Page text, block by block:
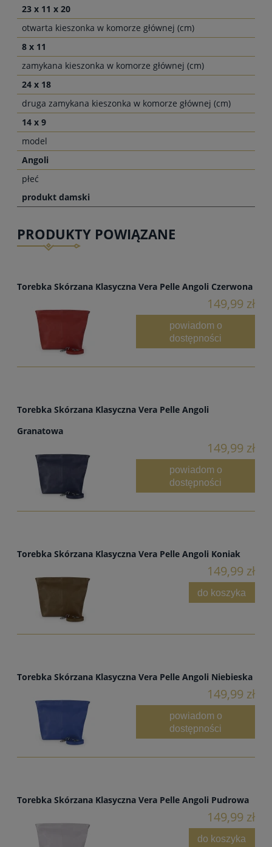
23 x 11 x 20
otwarta kieszonka w komorze głównej (cm)
8 x 11
zamykana kieszonka w komorze głównej (cm)
24 x 18
druga zamykana kieszonka w komorze głównej (cm)
14 x 9
model
Angoli
płeć
produkt damski
PRODUKTY POWIĄZANE
Torebka Skórzana Klasyczna Vera Pelle Angoli Czerwona
149,99 zł
powiadom o
dostępności
Torebka Skórzana Klasyczna Vera Pelle Angoli
Granatowa
149,99 zł
powiadom o
dostępności
Torebka Skórzana Klasyczna Vera Pelle Angoli Koniak
149,99 zł
do koszyka
Torebka Skórzana Klasyczna Vera Pelle Angoli Niebieska
149,99 zł
powiadom o
dostępności
Torebka Skórzana Klasyczna Vera Pelle Angoli Pudrowa
149,99 zł
do koszyka